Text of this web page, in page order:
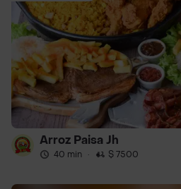
Arroz Paisa Jh
40 min · $ 7500